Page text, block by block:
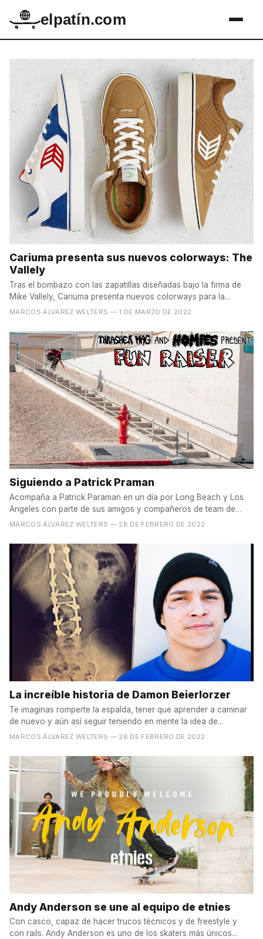
elpatín.com
Cariuma presenta sus nuevos colorways: The
Vallely
Tras el bombazo con las zapatillas diseñadas bajo la firma de
Mike Vallely, Cariuma presenta nuevos colorways para la...
MARCOS ÁLVAREZ WELTERS — 1 DE MARZO DE 2022
Siguiendo a Patrick Praman
Acompaña a Patrick Paraman en un día por Long Beach y Los
Angeles con parte de sus amigos y compañeros de team de
Real...
MARCOS ÁLVAREZ WELTERS — 28 DE FEBRERO DE 2022
La increíble historia de Damon Beierlorzer
Te imaginas romperte la espalda, tener que aprender a caminar
de nuevo y aún así seguir teniendo en mente la idea de...
MARCOS ÁLVAREZ WELTERS — 28 DE FEBRERO DE 2022
Andy Anderson se une al equipo de etnies
Con casco, capaz de hacer trucos técnicos y de freestyle y
con rails. Andy Anderson es uno de los skaters más únicos...